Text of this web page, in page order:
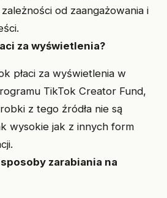
od zaangażowania i
za wyświetlenia?
płaci za wyświetlenia w
TikTok Creator Fund,
z tego źródła nie są
wysokie jak z innych form
zarabiania na